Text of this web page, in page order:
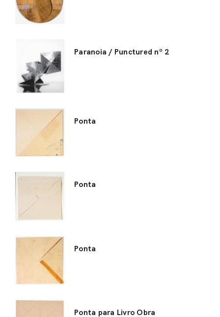
Paranoia / Punctured nº 2
Ponta
Ponta
Ponta
Ponta para Livro Obra